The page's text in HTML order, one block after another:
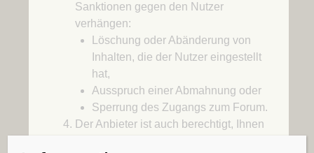
Sanktionen gegen den Nutzer
verhängen:
Löschung oder Abänderung von
Inhalten, die der Nutzer eingestellt
hat,
Ausspruch einer Abmahnung oder
Sperrung des Zugangs zum Forum.
Der Anbieter ist auch berechtigt, Ihnen